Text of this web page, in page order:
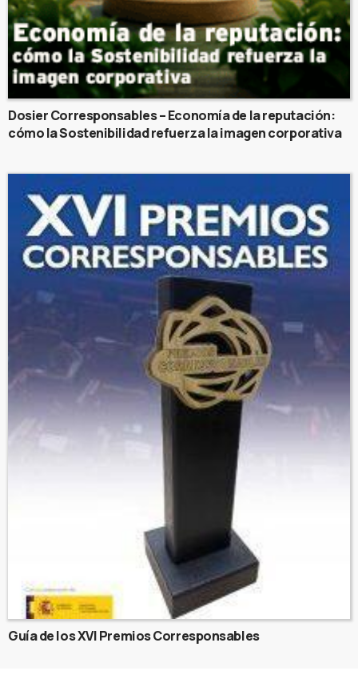
Dosier Corresponsables – Economía de la reputación:
cómo la Sostenibilidad refuerza la imagen corporativa
Guía de los XVI Premios Corresponsables